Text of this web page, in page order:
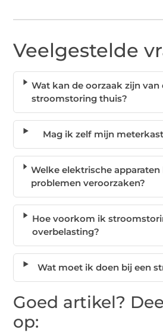
Veelgestelde
Wat kan de oorzaak zijn van
stroomstoring thuis?
Mag ik zelf mijn
Welke elektrische
problemen veroorzaken?
Hoe voorkom ik
overbelasting?
Wat moet ik doen bij een
Goed artikel?
op: